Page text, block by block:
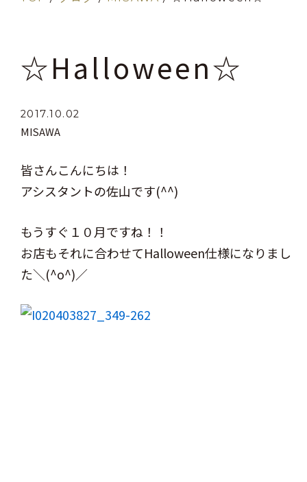
☆Halloween☆
2017.10.02
MISAWA
皆さんこんにちは！
アシスタントの佐山です(^^)
もうすぐ１０月ですね！！
お店もそれに合わせてHalloween仕様になりまし
た＼(^o^)／